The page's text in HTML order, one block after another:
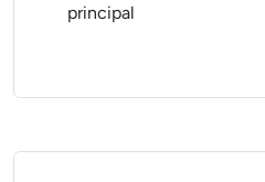
principal